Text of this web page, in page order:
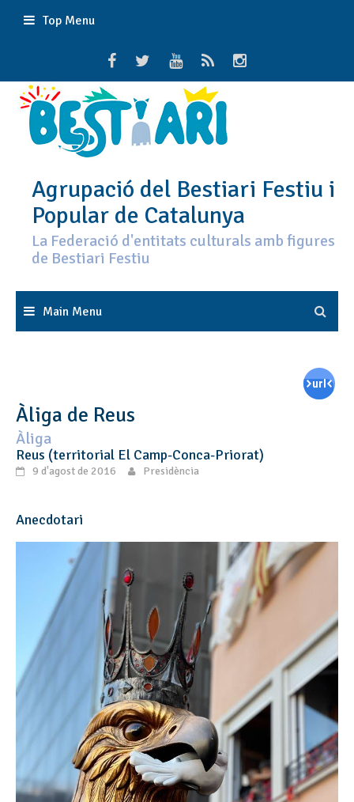
Top Menu
Agrupació del Bestiari Festiu i
Popular de Catalunya
La Federació d'entitats culturals amb figures
de Bestiari Festiu
Main Menu
Àliga de Reus
Àliga
Reus (territorial El Camp-Conca-Priorat)
9 d'agost de 2016 Presidència
Anecdotari